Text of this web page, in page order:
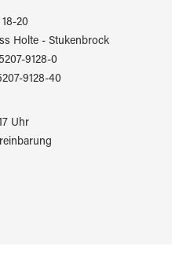
20
Holte - Stukenbrock
9128-0
9128-40
Uhr